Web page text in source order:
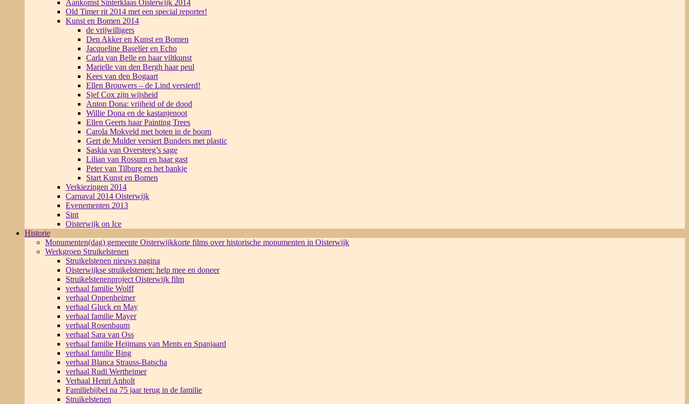
Aankomst Sinterklaas Oisterwijk 2014
Old Timer rit 2014 met een special reporter!
Kunst en Bomen 2014
de vrijwilligers
Den Akker en Kunst en Bomen
Jacqueline Baselier en Echo
Carla van Belle en haar viltkunst
Marielle van den Bergh haar peul
Kees van den Bogaart
Ellen Brouwers – de Lind versierd!
Sjef Cox zijn wijsheid
Anton Dona: vrijheid of de dood
Willie Dona en de kastanjenoot
Ellen Geerts haar Painting Trees
Carola Mokveld met boten in de boom
Gert de Mulder versiert Bunders met plastic
Saskia van Oversteeg’s sage
Lilian van Rossum en haar gast
Peter van Tilburg en het bankje
Start Kunst en Bomen
Verkiezingen 2014
Carnaval 2014 Oisterwijk
Evenementen 2013
Sint
Oisterwijk on Ice
Historie
Monumenten(dag) gemeente Oisterwijkkorte films over historische monumenten in Oisterwijk
Werkgroep Struikelstenen
Struikelstenen nieuws pagina
Oisterwijkse struikelstenen: help mee en doneer
Struikelstenenproject Oisterwijk film
verhaal familie Wolff
verhaal Oppenheimer
verhaal Gluck en May
verhaal familie Mayer
verhaal Rosenbaum
verhaal Sara van Oss
verhaal familie Heijmans van Ments en Spanjaard
verhaal familie Bing
verhaal Blanca Strauss-Batscha
verhaal Rudi Wertheimer
Verhaal Henri Anholt
Familiebijbel na 75 jaar terug in de familie
Struikelstenen